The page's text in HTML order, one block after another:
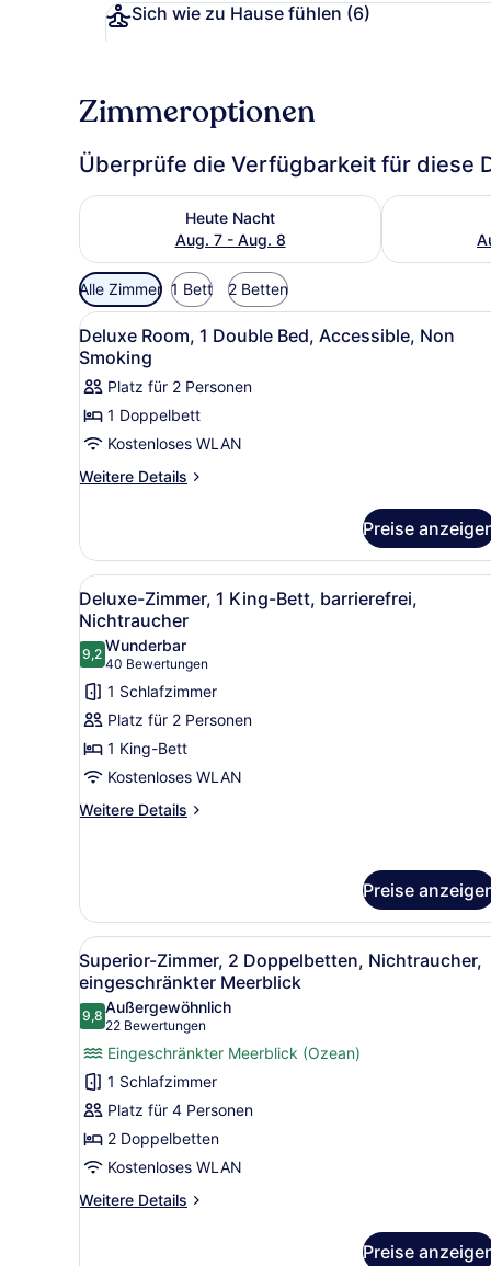
Sich wie zu Hause fühlen (6)
Zimmeroptionen
Überprüfe die Verfügbarkeit für diese
Heute Nacht
Aug. 7 - Aug. 8
Überprüfe die Verfügbarkeit für heute Nacht, Aug.
Überprüfe
Verfügbare
Filter
für
Zimmer
Alle Zimmer 1 Bett 2 Betten
Alle
Fotos
für
Deluxe
Room,
1
Double
Non
Smoking
anzeigen
Ein modernes
3
Deluxe Room, 1 Double Bed, Accessible, Non
Smoking
Platz für 2 Personen
1 Doppelbett
Kostenloses WLAN
Weitere Details
Weitere
Room,
Double
Bed,
Accessible,
Non
Smoking
Preise
Alle
Fotos
für
Deluxe-
Zimmer,
1 King-
Bett,
barrierefrei,
Nichtraucher
anzeigen
Ein modernes
4
Deluxe-Zimmer, 1 King-Bett, barrierefrei,
Nichtraucher
9,29,2 von 10
Wunderbar
40 Bewertungen
(40
Bewertungen)
1 Schlafzimmer
Platz für 2 Personen
1 King-Bett
Kostenloses WLAN
Weitere Details
Weitere
1 King-
Bett,
barrierefrei,
Nichtraucher
Preise
Alle
Fotos
für
Superior-
Zimmer,
2 Doppelbetten,
Nichtraucher,
eingeschränkter
Meerblick
anzeigen
Ein Hotelzimmer mit zwei
3
Superior-Zimmer, 2 Doppelbetten, Nichtraucher,
eingeschränkter Meerblick
9,89,8 von 10
Außergewöhnlich
22 Bewertungen
(22
Bewertungen)
Eingeschränkter Meerblick (Ozean)
1 Schlafzimmer
Platz für 4 Personen
2 Doppelbetten
Kostenloses WLAN
Weitere Details
Weitere
Preise